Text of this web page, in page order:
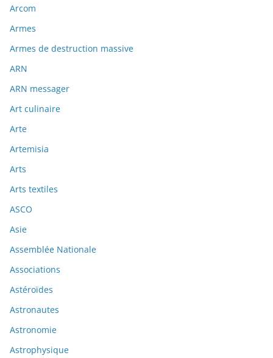
Arcom
Armes
Armes de destruction massive
ARN
ARN messager
Art culinaire
Arte
Artemisia
Arts
Arts textiles
ASCO
Asie
Assemblée Nationale
Associations
Astéroïdes
Astronautes
Astronomie
Astrophysique